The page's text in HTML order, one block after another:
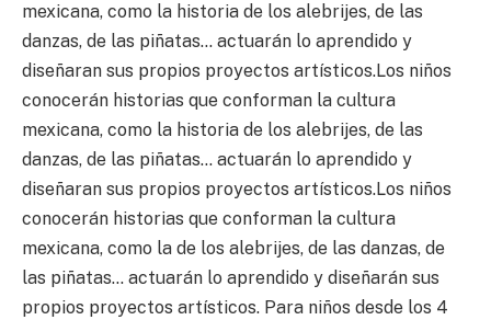
mexicana, como la historia de los alebrijes, de las
danzas, de las piñatas… actuarán lo aprendido y
diseñaran sus propios proyectos artísticos.Los niños
conocerán historias que conforman la cultura
mexicana, como la historia de los alebrijes, de las
danzas, de las piñatas… actuarán lo aprendido y
diseñaran sus propios proyectos artísticos.Los niños
conocerán historias que conforman la cultura
mexicana, como la de los alebrijes, de las danzas, de
las piñatas… actuarán lo aprendido y diseñarán sus
propios proyectos artísticos. Para niños desde los 4